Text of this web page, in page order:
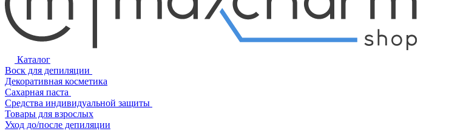
Каталог
Воск для депиляции
Декоративная косметика
Сахарная паста
Средства индивидуальной защиты
Товары для взрослых
Уход до/после депиляции